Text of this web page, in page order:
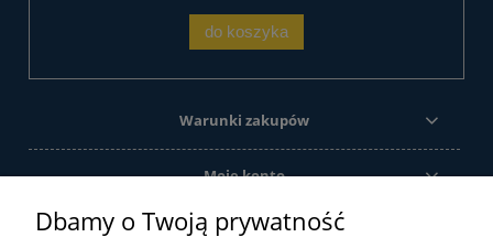
do koszyka
Warunki zakupów
Moje konto
Informacje o sklepie
Dbamy o Twoją prywatność